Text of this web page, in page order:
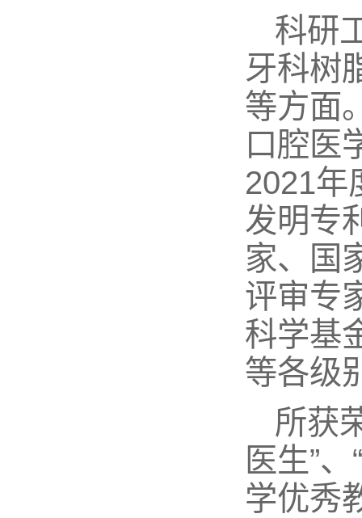
科研
牙科树
等方面
口腔医
2021年
发明专
家、国
评审专
科学基
等各级
所获
医生”
学优秀